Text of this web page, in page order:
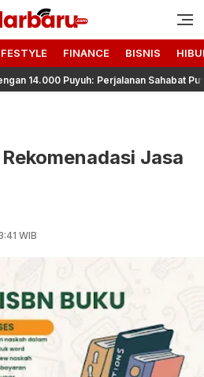
Terbaru dan
FINANCE BISNIS
Puyuh: Perjalanan Sahabat Puyuh
Jasa
WIB